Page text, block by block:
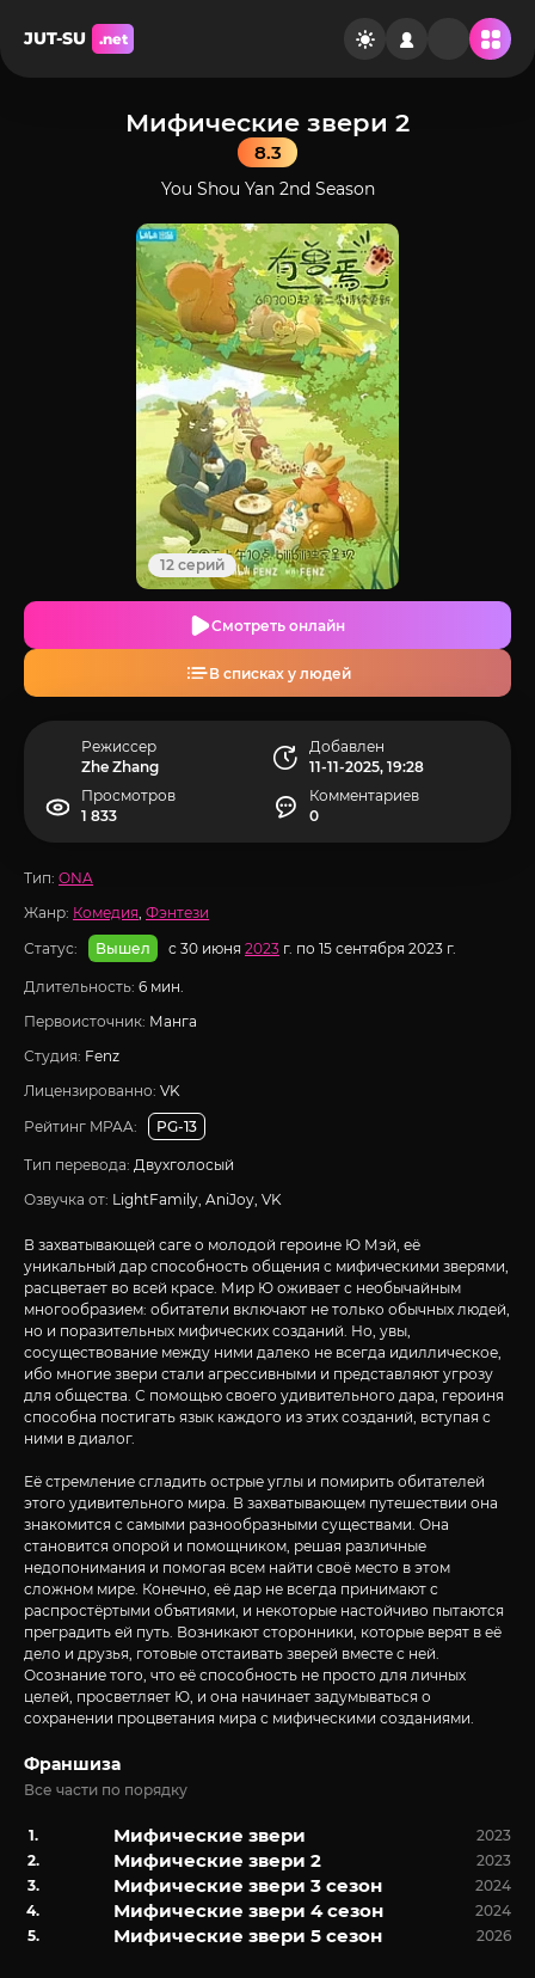
JUT-SU .net
Мифические звери 2
8.3
You Shou Yan 2nd Season
12 серий
Смотреть онлайн
В списках у людей
Режиссер
Zhe Zhang
Добавлен
11-11-2025, 19:28
Просмотров
1 833
Комментариев
0
Тип: ONA
Жанр: Комедия, Фэнтези
Статус:
Вышел с 30 июня 2023 г. по 15 сентября 2023 г.
Длительность: 6 мин.
Первоисточник: Манга
Студия: Fenz
Лицензированно: VK
Рейтинг MPAA:
PG-13
Тип перевода: Двухголосый
Озвучка от: LightFamily, AniJoy, VK
В захватывающей саге о молодой героине Ю Мэй, её
уникальный дар способность общения с мифическими зверями,
расцветает во всей красе. Мир Ю оживает с необычайным
многообразием: обитатели включают не только обычных людей,
но и поразительных мифических созданий. Но, увы,
сосуществование между ними далеко не всегда идиллическое,
ибо многие звери стали агрессивными и представляют угрозу
для общества. С помощью своего удивительного дара, героиня
способна постигать язык каждого из этих созданий, вступая с
ними в диалог.
Её стремление сгладить острые углы и помирить обитателей
этого удивительного мира. В захватывающем путешествии она
знакомится с самыми разнообразными существами. Она
становится опорой и помощником, решая различные
недопонимания и помогая всем найти своё место в этом
сложном мире. Конечно, её дар не всегда принимают с
распростёртыми объятиями, и некоторые настойчиво пытаются
преградить ей путь. Возникают сторонники, которые верят в её
дело и друзья, готовые отстаивать зверей вместе с ней.
Осознание того, что её способность не просто для личных
целей, просветляет Ю, и она начинает задумываться о
сохранении процветания мира с мифическими созданиями.
Франшиза
Все части по порядку
Мифические звери 2023
Мифические звери 2 2023
Мифические звери 3 сезон 2024
Мифические звери 4 сезон 2024
Мифические звери 5 сезон 2026